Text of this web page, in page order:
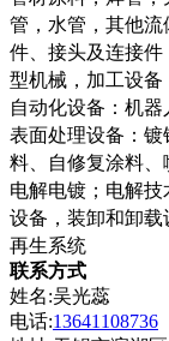
管，水管，其他
件、接头及连接
型机械，加工设
自动化设备：机
表面处理设备：
料、自修复涂料、
电解电镀；电解
设备，装卸和卸载
再生系统
联系方式
姓名:吴光蕊
电话:13641108736